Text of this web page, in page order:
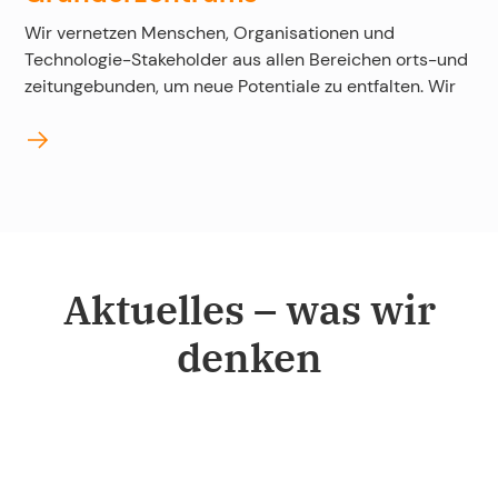
Wir vernetzen Menschen, Organisationen und
Technologie-Stakeholder aus allen Bereichen orts-und
zeitungebunden, um neue Potentiale zu entfalten. Wir
Aktuelles – was wir
denken